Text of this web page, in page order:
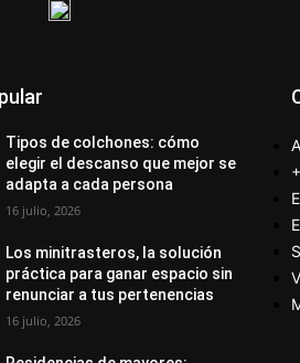
Tipos de colchones: cómo
elegir el descanso que mejor se
adapta a cada persona
16 julio, 2026
Los minitrasteros, la solución
práctica para ganar espacio sin
renunciar a tus pertenencias
16 julio, 2026